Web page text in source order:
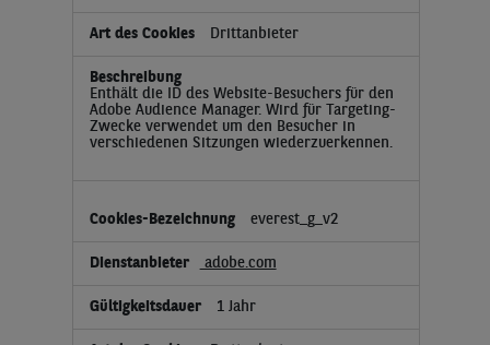
Drittanbieter
Enthält die ID des Website-Besuchers für den
Adobe Audience Manager. Wird für Targeting-
Zwecke verwendet um den Besucher in
verschiedenen Sitzungen wiederzuerkennen.
everest_g_v2
adobe.com
1 Jahr